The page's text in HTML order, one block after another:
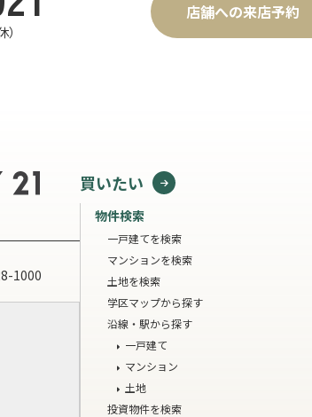
店舗への来店予約
1000
買いたい
物件検索
一戸建てを検索
マンションを検索
土地を検索
学区マップから探す
沿線・駅から探す
一戸建て
マンション
土地
投資物件を検索